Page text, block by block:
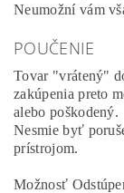
Neumožní vám
POUČENIE
Tovar "vrátený"
zakúpenia preto
alebo poškodený.
Nesmie byť
prístrojom.
Možnosť